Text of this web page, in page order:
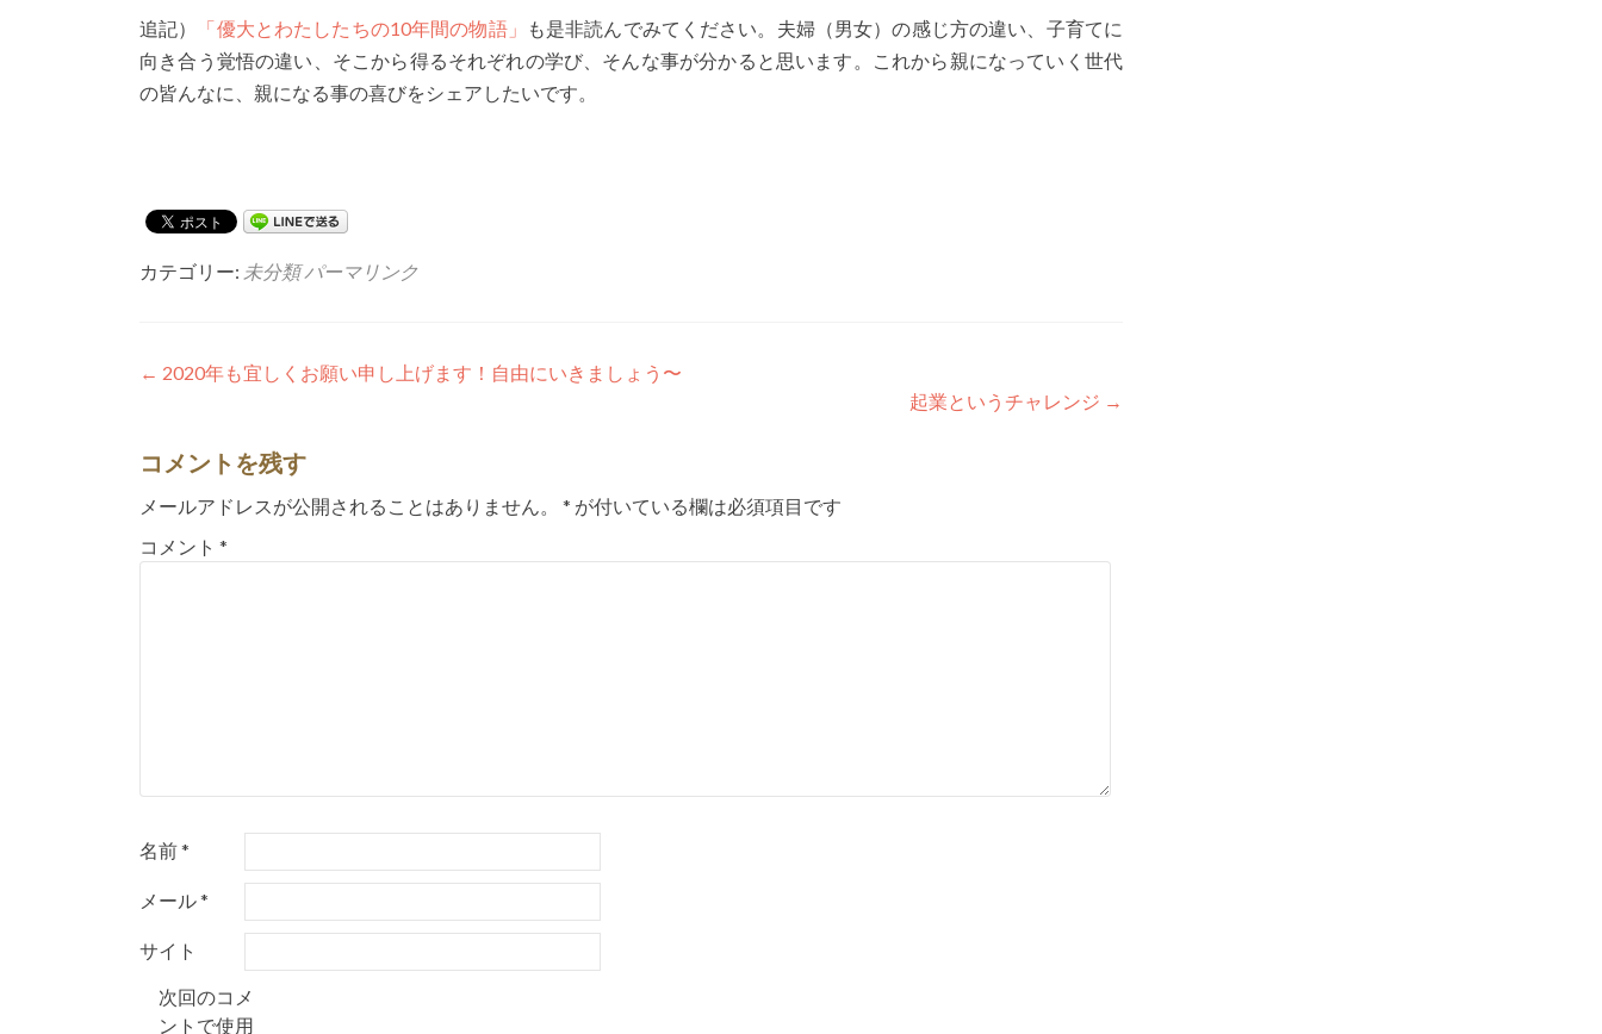
追記） 「優大とわたしたちの10年間の物語」
も是非読んでみてください。夫婦（男女）の感じ方の違い、子育てに
向き合う覚悟の違い、そこから得るそれぞれの学び、そんな事が分かると思います。これから親になっていく世代
の皆んなに、親になる事の喜びをシェアしたいです。
カテゴリー: 未分類 パーマリンク
投
ナ
ビ
ゲ
← 2020年も宜しくお願い申し上げます！自由にいきましょう〜
起業というチャレンジ →
コメントを残す
メールアドレスが公開されることはありません。 * が付いている欄は必須項目です
コメント *
名前*
メール*
サイト
次回のコメ
ントで使用